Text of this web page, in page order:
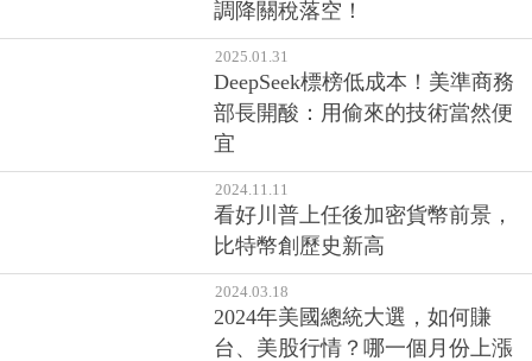
調降關稅落空！
2025.01.31
DeepSeek標榜低成本！美準商務
部長開酸：用偷來的技術當然便
宜
2024.11.11
看好川普上任後加密貨幣前景，
比特幣創歷史新高
2024.03.18
2024年美國總統大選，如何賺
台、美股行情？哪一個月份上漲